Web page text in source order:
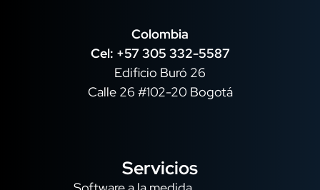
Colombia
Cel: +57 305 332-5587
Edificio Buró 26
Calle 26 #102-20 Bogotá
Servicios